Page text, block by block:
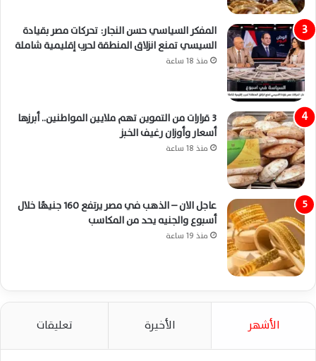
المفكر السياسي حسن النجار: تحركات مصر بقيادة
السيسي تمنع انزلاق المنطقة لحرب إقليمية شاملة
منذ 18 ساعة
3 قرارات من التموين تهم ملايين المواطنين.. أبرزها
أسعار وأوزان رغيف الخبز
منذ 18 ساعة
عاجل الان – الذهب في مصر يرتفع 160 جنيهًا خلال
أسبوع والجنيه يحد من المكاسب
منذ 19 ساعة
الأشهر الأخيرة تعليقات